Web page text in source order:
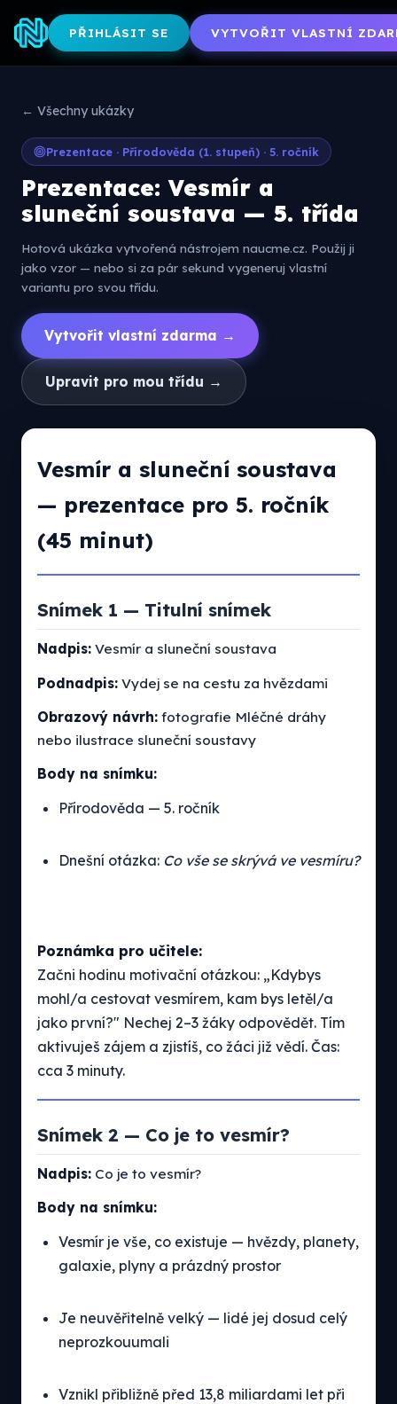
PŘIHLÁSIT SE VYTVOŘIT VLASTNÍ
← Všechny ukázky
Prezentace · Přírodověda (1. stupeň) · 5. ročník
Prezentace: Vesmír a
sluneční soustava — 5. třída
Hotová ukázka vytvořená nástrojem naucme.cz. Použij ji
jako vzor — nebo si za pár sekund vygeneruj vlastní
variantu pro svou třídu.
Vytvořit vlastní zdarma →
Upravit pro mou třídu →
Vesmír a sluneční soustava
— prezentace pro 5. ročník
(45 minut)
Snímek 1 — Titulní snímek
Nadpis: Vesmír a sluneční soustava
Podnadpis: Vydej se na cestu za hvězdami
Obrazový návrh: fotografie Mléčné dráhy
nebo ilustrace sluneční soustavy
Body na snímku:
Přírodověda — 5. ročník
Dnešní otázka: Co vše se skrývá ve vesmíru?
Poznámka pro učitele:
Začni hodinu motivační otázkou: „Kdybys
mohl/a cestovat vesmírem, kam bys letěl/a
jako první?" Nechej 2–3 žáky odpovědět. Tím
aktivuješ zájem a zjistíš, co žáci již vědí. Čas:
cca 3 minuty.
Snímek 2 — Co je to vesmír?
Nadpis: Co je to vesmír?
Body na snímku:
Vesmír je vše, co existuje — hvězdy, planety,
galaxie, plyny a prázdný prostor
Je neuvěřitelně velký — lidé jej dosud celý
neprozkouumali
Vznikl přibližně před 13,8 miliardami let při